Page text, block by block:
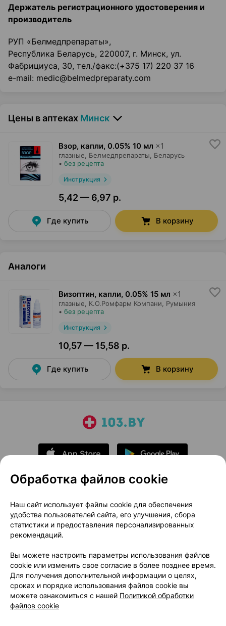
Держатель регистрационного удостоверения и
производитель
РУП «Белмедпрепараты»,
Республика Беларусь, 220007, г. Минск, ул.
Фабрициуса, 30, тел./факс:(+375 17) 220 37 16
e-mail: medic@belmedpreparaty.com
Цены в аптеках Минск
Взор, капли, 0.05% 10 мл ×1
глазные, Белмедпрепараты, Беларусь
• без рецепта
Инструкция
5,42 — 6,97 р.
Где купить В корзину
Аналоги
Визоптин, капли, 0.05% 15 мл ×1
глазные, К.О.Ромфарм Компани, Румыния
• без рецепта
Инструкция
10,57 — 15,58 р.
Где купить В корзину
О проекте
Новости проекта
Размещение рекламы
Медицинский маркетинг
Публичный договор
Доставка
Способы оплаты
Вакансии
Партнеры
Написать руководителю 103.by
Написать в поддержку
Персональные настройки Cookie
Обработка файлов cookie
Наш сайт использует файлы cookie для обеспечения
удобства пользователей сайта, его улучшения, сбора
статистики и предоставления персонализированных
рекомендаций.
Вы можете настроить параметры использования файлов
cookie или изменить свое согласие в более позднее время.
Для получения дополнительной информации о целях,
сроках и порядке использования файлов cookie вы
можете ознакомиться с нашей Политикой обработки
файлов cookie